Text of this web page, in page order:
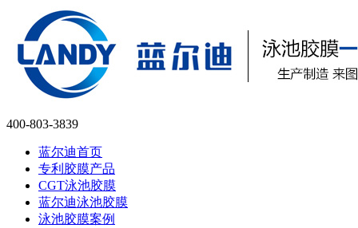
400-803-3839
蓝尔迪首页
专利胶膜产品
CGT泳池胶膜
蓝尔迪泳池胶膜
泳池胶膜案例